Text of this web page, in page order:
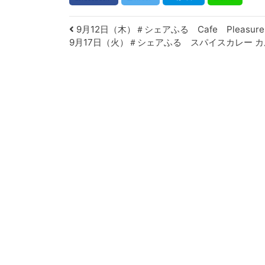
Post navigation
9月12日（木）＃シェアふる Cafe Pleasure
9月17日（火）＃シェアふる スパイスカレー カ